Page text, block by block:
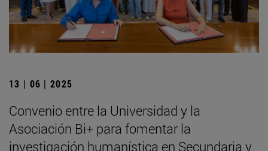
13 | 06 | 2025
Convenio entre la Universidad y la
Asociación Bi+ para fomentar la
investigación humanística en Secundaria y